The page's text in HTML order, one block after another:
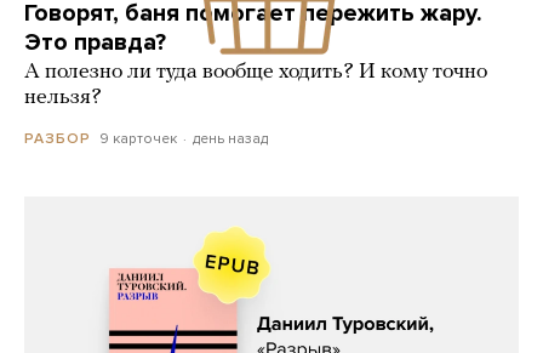
Говорят, баня помогает пережить жару.
Это правда?
А полезно ли туда вообще ходить? И кому точно
нельзя?
РАЗБОР 9 карточек день назад